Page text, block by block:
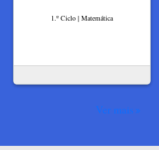
1.º Ciclo | Matemática
Ver mais